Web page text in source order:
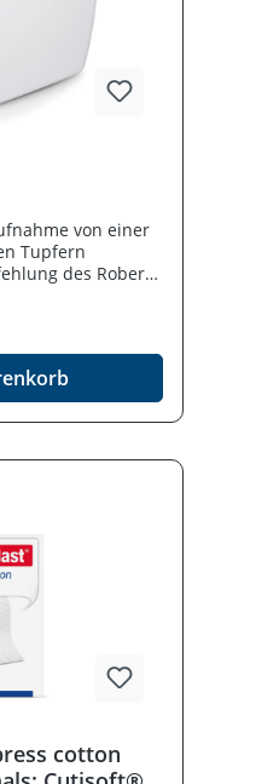
von einer
Tupfern
des Robert-
Injektionen".
cotton